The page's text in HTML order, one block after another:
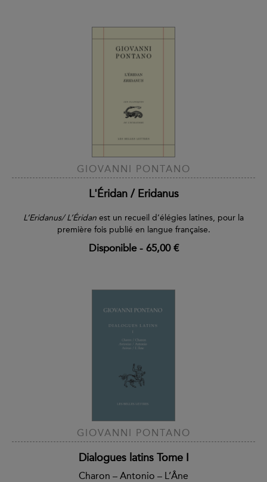
GIOVANNI PONTANO
L'Éridan / Eridanus
L’Eridanus/ L’Éridan est un recueil d’élégies latines, pour la
première fois publié en langue française.
Disponible- 65,00 €
GIOVANNI PONTANO
Dialogues latins Tome I
Charon – Antonio – L’Âne